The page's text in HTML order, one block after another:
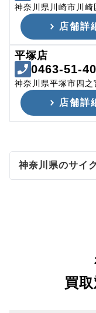
神奈川県川崎市川
店舗詳
平塚店
0463-51-
神奈川県平塚市四之
店舗詳
神奈川県のサイ
買